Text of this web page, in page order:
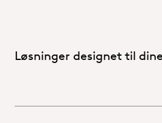
Løsninger designet til